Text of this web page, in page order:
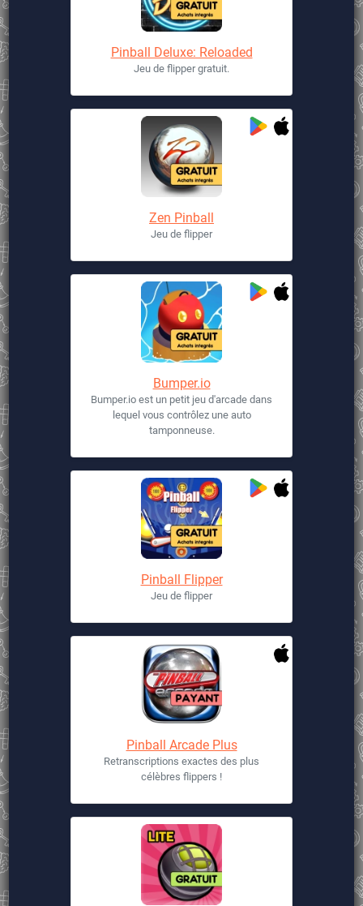
Pinball Deluxe: Reloaded
Jeu de flipper gratuit.
Zen Pinball
Jeu de flipper
Bumper.io
Bumper.io est un petit jeu d'arcade dans
lequel vous contrôlez une auto
tamponneuse.
Pinball Flipper
Jeu de flipper
Pinball Arcade Plus
Retranscriptions exactes des plus
célèbres flippers !